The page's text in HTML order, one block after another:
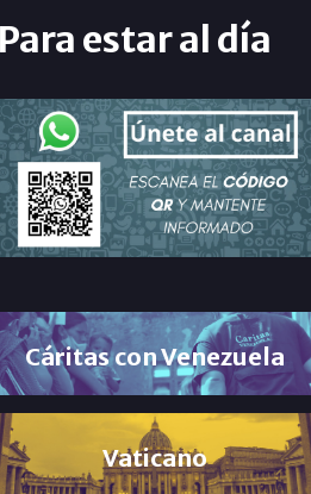
Para estar al día
Cáritas con Venezuela
Vaticano